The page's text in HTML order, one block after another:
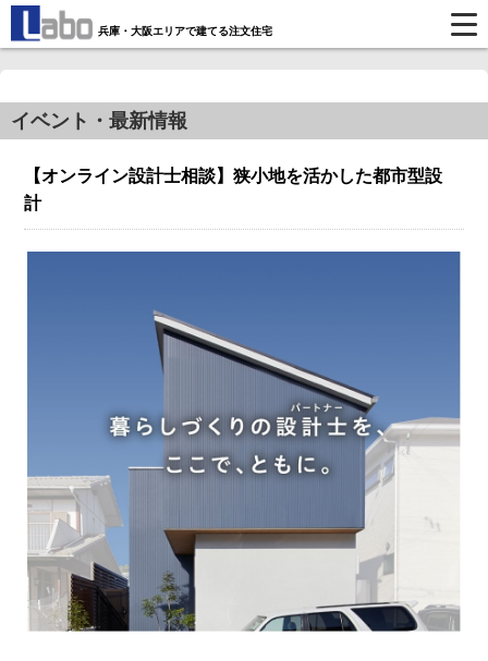
兵庫・大阪エリアで建てる注文住宅
イベント・最新情報
【オンライン設計士相談】狭小地を活かした都市型設
計